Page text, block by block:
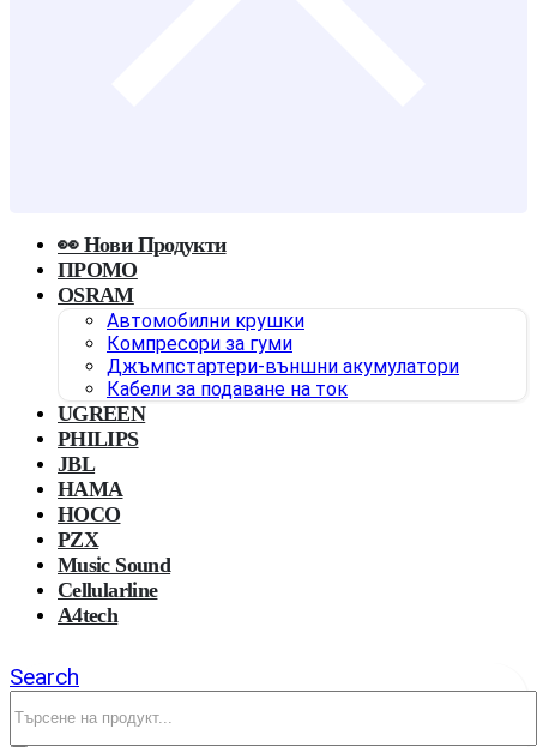
👀 Нови Продукти
ПРОМО
OSRAM
Автомобилни крушки
Компресори за гуми
Джъмпстартери-външни акумулатори
Кабели за подаване на ток
UGREEN
PHILIPS
JBL
HAMA
HOCO
PZX
Music Sound
Cellularline
A4tech
Search